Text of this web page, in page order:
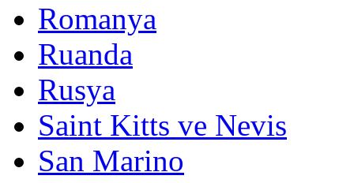
Romanya
Ruanda
Rusya
Saint Kitts ve Nevis
San Marino